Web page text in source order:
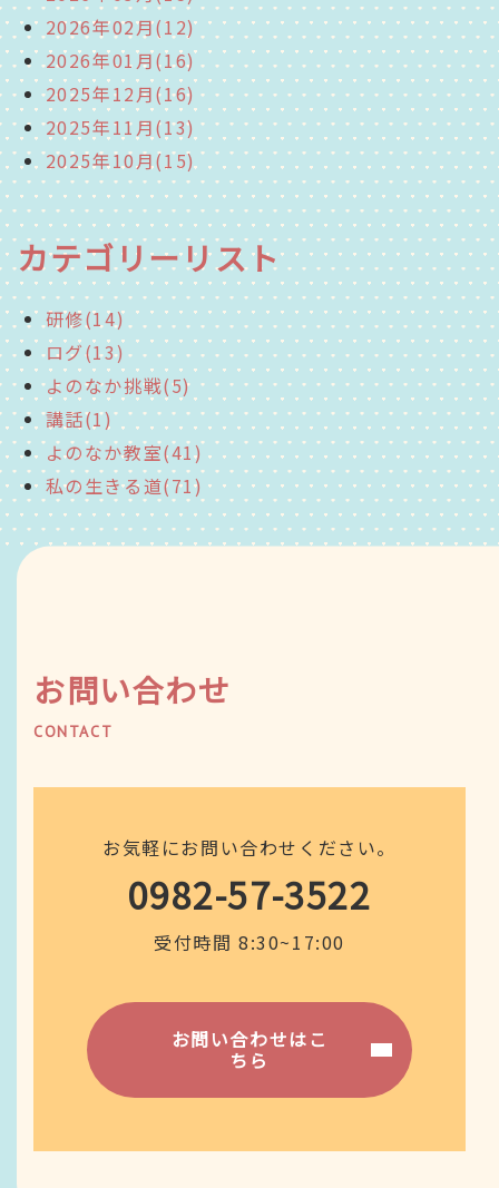
2026年02月(12)
2026年01月(16)
2025年12月(16)
2025年11月(13)
2025年10月(15)
カテゴリーリスト
研修(14)
ログ(13)
よのなか挑戦(5)
講話(1)
よのなか教室(41)
私の生きる道(71)
お問い合わせ
CONTACT
お気軽にお問い合わせください。
0982-57-3522
受付時間 8:30~17:00
お問い合わせはこ
ちら